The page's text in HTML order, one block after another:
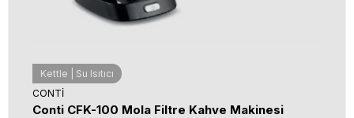
Kettle | Su Isıtıcı
CONTİ
Conti CFK-100 Mola Filtre Kahve Makinesi